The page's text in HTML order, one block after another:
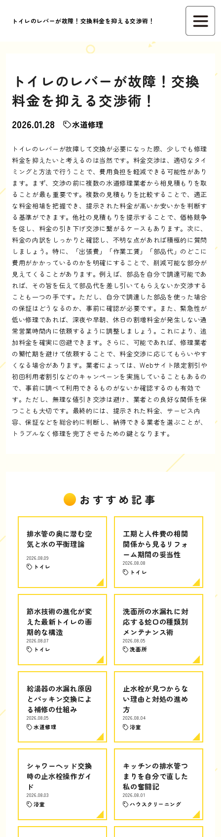
トイレのレバーが故障！交換料金を抑える交渉術！
トイレのレバーが故障！交換
料金を抑える交渉術！
2026.01.28 水道修理
トイレのレバーが故障して交換が必要になった際、少しでも修理
料金を抑えたいと考えるのは当然です。料金交渉は、適切なタイ
ミングと方法で行うことで、費用負担を軽減できる可能性があり
ます。まず、交渉の前に複数の水道修理業者から相見積もりを取
ることが最も重要です。複数の見積もりを比較することで、適正
な料金相場を把握でき、提示された料金が高いか安いかを判断す
る基準ができます。他社の見積もりを提示することで、価格競争
を促し、料金の引き下げ交渉に繋がるケースもあります。次に、
料金の内訳をしっかりと確認し、不明な点があれば積極的に質問
しましょう。特に、「出張費」「作業工賃」「部品代」のどこに
費用がかかっているのかを明確にすることで、削減可能な部分が
見えてくることがあります。例えば、部品を自分で調達可能であ
れば、その旨を伝えて部品代を差し引いてもらえないか交渉する
ことも一つの手です。ただし、自分で調達した部品を使った場合
の保証はどうなるのか、事前に確認が必要です。また、緊急性が
低い修理であれば、深夜や早朝、休日の割増料金が発生しない通
常営業時間内に依頼するように調整しましょう。これにより、追
加料金を確実に回避できます。さらに、可能であれば、修理業者
の繁忙期を避けて依頼することで、料金交渉に応じてもらいやす
くなる場合があります。業者によっては、Webサイト限定割引や
初回利用者割引などのキャンペーンを実施していることもあるの
で、事前に調べて利用できるものがないか確認するのも有効で
す。ただし、無理な値引き交渉は避け、業者との良好な関係を保
つことも大切です。最終的には、提示された料金、サービス内
容、保証などを総合的に判断し、納得できる業者を選ぶことが、
トラブルなく修理を完了させるための鍵となります。
おすすめ記事
排水管の奥に潜む空
気と水の平衡理論
2026.08.09
トイレ
工期と人件費の相関
関係から見るリフォ
ーム期間の妥当性
2026.08.08
トイレ
節水技術の進化が変
えた最新トイレの画
期的な構造
2026.08.07
トイレ
洗面所の水漏れに対
応する蛇口の種類別
メンテナンス術
2026.08.05
洗面所
給湯器の水漏れ原因
とパッキン交換によ
る補修の仕組み
2026.08.05
水道修理
止水栓が見つからな
い理由と対処の進め
方
2026.08.04
浴室
シャワーヘッド交換
時の止水栓操作ガイ
ド
2026.08.03
浴室
キッチンの排水管つ
まりを自分で直した
私の奮闘記
2026.08.01
ハウスクリーニング